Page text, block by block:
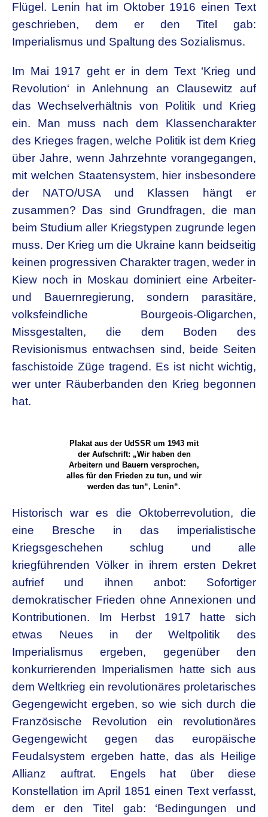
Flügel. Lenin hat im Oktober 1916 einen Text
geschrieben, dem er den Titel gab:
Imperialismus und Spaltung des Sozialismus.
Im Mai 1917 geht er in dem Text ‘Krieg und
Revolution‘ in Anlehnung an Clausewitz auf
das Wechselverhältnis von Politik und Krieg
ein. Man muss nach dem Klassencharakter
des Krieges fragen, welche Politik ist dem Krieg
über Jahre, wenn Jahrzehnte vorangegangen,
mit welchen Staatensystem, hier insbesondere
der NATO/USA und Klassen hängt er
zusammen? Das sind Grundfragen, die man
beim Studium aller Kriegstypen zugrunde legen
muss. Der Krieg um die Ukraine kann beidseitig
keinen progressiven Charakter tragen, weder in
Kiew noch in Moskau dominiert eine Arbeiter-
und Bauernregierung, sondern parasitäre,
volksfeindliche Bourgeois-Oligarchen,
Missgestalten, die dem Boden des
Revisionismus entwachsen sind, beide Seiten
faschistoide Züge tragend. Es ist nicht wichtig,
wer unter Räuberbanden den Krieg begonnen
hat.
Plakat aus der UdSSR um 1943 mit
der Aufschrift: „Wir haben den
Arbeitern und Bauern versprochen,
alles für den Frieden zu tun, und wir
werden das tun“, Lenin“.
Historisch war es die Oktoberrevolution, die
eine Bresche in das imperialistische
Kriegsgeschehen schlug und alle
kriegführenden Völker in ihrem ersten Dekret
aufrief und ihnen anbot: Sofortiger
demokratischer Frieden ohne Annexionen und
Kontributionen. Im Herbst 1917 hatte sich
etwas Neues in der Weltpolitik des
Imperialismus ergeben, gegenüber den
konkurrierenden Imperialismen hatte sich aus
dem Weltkrieg ein revolutionäres proletarisches
Gegengewicht ergeben, so wie sich durch die
Französische Revolution ein revolutionäres
Gegengewicht gegen das europäische
Feudalsystem ergeben hatte, das als Heilige
Allianz auftrat. Engels hat über diese
Konstellation im April 1851 einen Text verfasst,
dem er den Titel gab: ‘Bedingungen und